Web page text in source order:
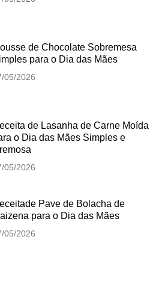
de Chocolate Sobremesa
para o Dia das Mães
05/2026
de Lasanha de Carne Moída
o Dia das Mães Simples e
05/2026
Pave de Bolacha de
para o Dia das Mães
05/2026